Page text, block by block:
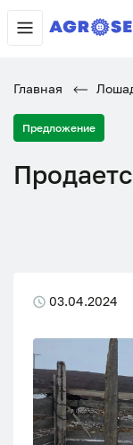
Главная
Предложение
03.04.2024